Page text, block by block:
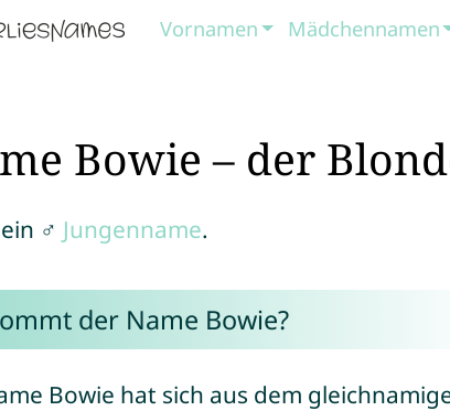
Vornamen Mädchennamen
Bowie – der
♂ Jungenname.
der Name Bowie?
Bowie hat sich aus dem